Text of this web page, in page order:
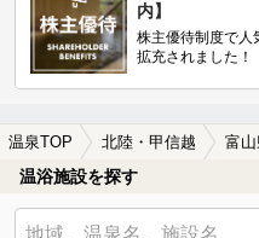
内】
株主優待制度で人
拡充されました！
温泉TOP 北陸・甲信越 富
温浴施設を探す